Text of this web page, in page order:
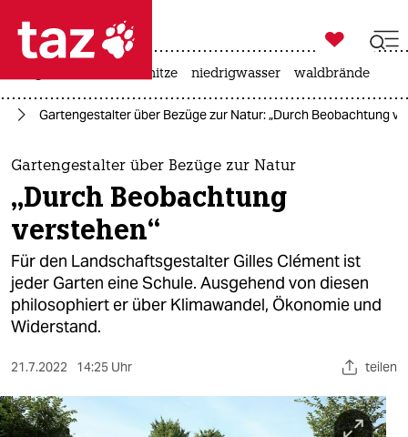
 taz zahl ich
taz zahl ich
themen
politik
öko
gesellschaft
kultur
sport
berlin

taz zahl ich
hitze niedrigwasser waldbrände
Gartengestalter über Bezüge zur Natur: „Durch Beobachtung
Gartengestalter über Bezüge zur Natur
„Durch Beobachtung
verstehen“
Für den Landschaftsgestalter Gilles Clément ist
jeder Garten eine Schule. Ausgehend von diesen
philosophiert er über Klimawandel, Ökonomie und
Widerstand.
21.7.2022 14:25 Uhr teilen